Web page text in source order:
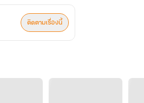
ติดตามเรื่องนี้